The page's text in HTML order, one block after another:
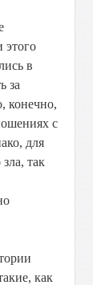
этого
в
за
конечно,
с
для
так
как